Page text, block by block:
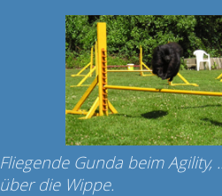
Fliegende Gunda beim
über die Wippe.